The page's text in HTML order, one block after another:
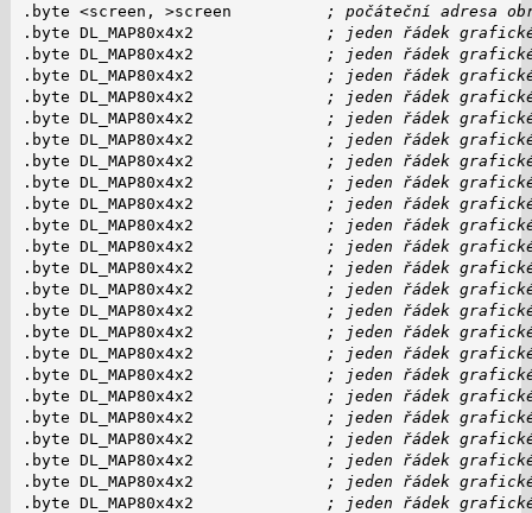
.byte <screen, >screen
; počáteční adresa
.byte DL_MAP80x4x2
; jeden řádek
.byte DL_MAP80x4x2
; jeden řádek
.byte DL_MAP80x4x2
; jeden řádek
.byte DL_MAP80x4x2
; jeden řádek
.byte DL_MAP80x4x2
; jeden řádek
.byte DL_MAP80x4x2
; jeden řádek
.byte DL_MAP80x4x2
; jeden řádek
.byte DL_MAP80x4x2
; jeden řádek
.byte DL_MAP80x4x2
; jeden řádek
.byte DL_MAP80x4x2
; jeden řádek
.byte DL_MAP80x4x2
; jeden řádek
.byte DL_MAP80x4x2
; jeden řádek
.byte DL_MAP80x4x2
; jeden řádek
.byte DL_MAP80x4x2
; jeden řádek
.byte DL_MAP80x4x2
; jeden řádek
.byte DL_MAP80x4x2
; jeden řádek
.byte DL_MAP80x4x2
; jeden řádek
.byte DL_MAP80x4x2
; jeden řádek
.byte DL_MAP80x4x2
; jeden řádek
.byte DL_MAP80x4x2
; jeden řádek
.byte DL_MAP80x4x2
; jeden řádek
.byte DL_MAP80x4x2
; jeden řádek
.byte DL_MAP80x4x2
; jeden řádek